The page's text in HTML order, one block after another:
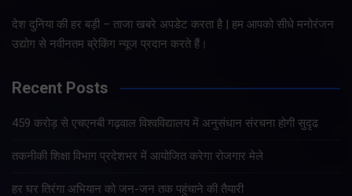
देश दुनिया की हर बड़ी – ताजा खबरे अपडेट करता है | हम आपको सीधे मनोरंजन
उद्योग से नवीनतम ब्रेकिंग न्यूज प्रदान करते हैं।
Recent Posts
459 करोड़ से एचएनबी गढ़वाल विश्वविद्यालय में अनुसंधान संरचना होगी सुदृढ
तकनीकी शिक्षा विभाग प्रदेशभर में आयोजित करेगा रोजगार मेले
हर घर तिरंगा अभियान को जन-जन तक पहुंचाने की तैयारी